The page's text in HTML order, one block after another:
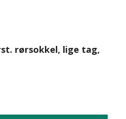
rørsokkel, lige tag,